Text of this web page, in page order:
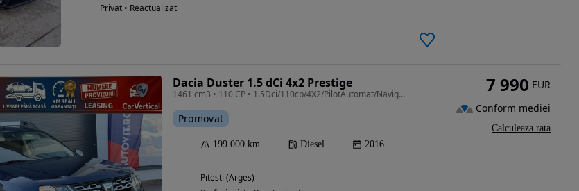
Privat • Reactualizat
Dacia Duster 1.5 dCi 4x2 Prestige
1461 cm3 • 110 CP • 1.5Dci/110cp/4X2/PilotAutomat/Navigatie/Garantie12-36luni/JanteAliaj
Promovat
199 000 km Diesel 2016
Pitesti (Arges)
7 990 EUR
Conform mediei
Calculeaza rata